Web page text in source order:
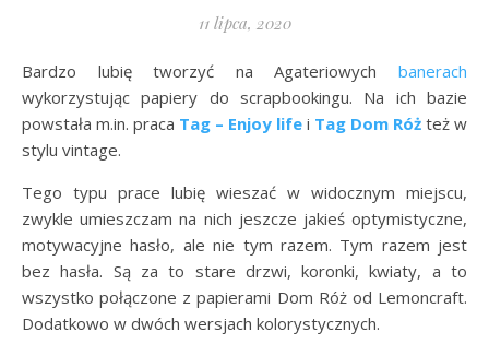
11 lipca, 2020
Bardzo lubię tworzyć na Agateriowych banerach
wykorzystując papiery do scrapbookingu. Na ich bazie
powstała m.in. praca Tag – Enjoy life i Tag Dom Róż też w
stylu vintage.
Tego typu prace lubię wieszać w widocznym miejscu,
zwykle umieszczam na nich jeszcze jakieś optymistyczne,
motywacyjne hasło, ale nie tym razem. Tym razem jest
bez hasła. Są za to stare drzwi, koronki, kwiaty, a to
wszystko połączone z papierami Dom Róż od Lemoncraft.
Dodatkowo w dwóch wersjach kolorystycznych.